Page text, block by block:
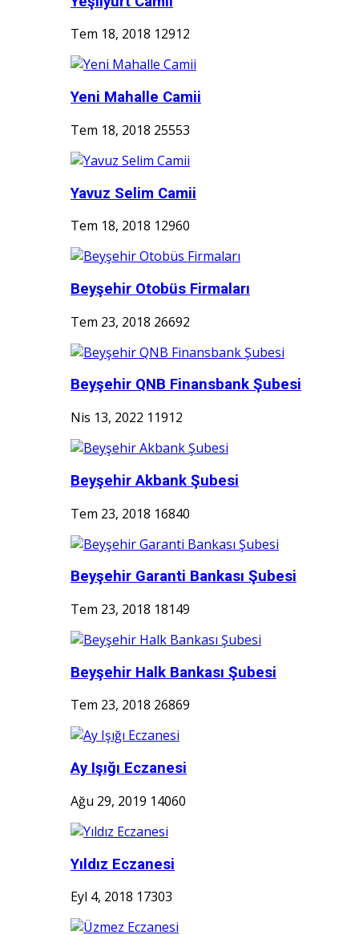
Tem 18, 2018 12912
Yeni Mahalle Camii
Tem 18, 2018 25553
Yavuz Selim Camii
Tem 18, 2018 12960
Beyşehir Otobüs Firmaları
Tem 23, 2018 26692
Beyşehir QNB Finansbank Şubesi
Nis 13, 2022 11912
Beyşehir Akbank Şubesi
Tem 23, 2018 16840
Beyşehir Garanti Bankası Şubesi
Tem 23, 2018 18149
Beyşehir Halk Bankası Şubesi
Tem 23, 2018 26869
Ay Işığı Eczanesi
Ağu 29, 2019 14060
Yıldız Eczanesi
Eyl 4, 2018 17303